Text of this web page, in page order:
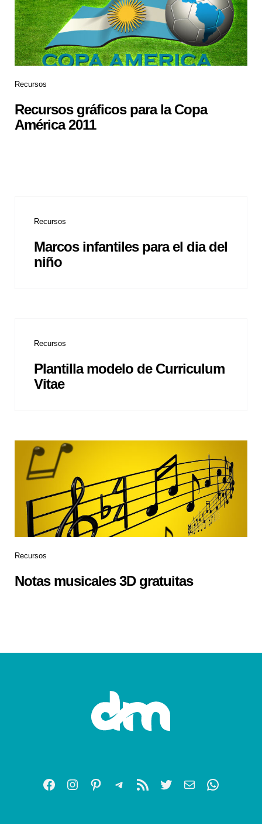
Recursos
Recursos gráficos para la Copa
América 2011
Recursos
Marcos infantiles para el dia del
niño
Recursos
Plantilla modelo de Curriculum
Vitae
Recursos
Notas musicales 3D gratuitas